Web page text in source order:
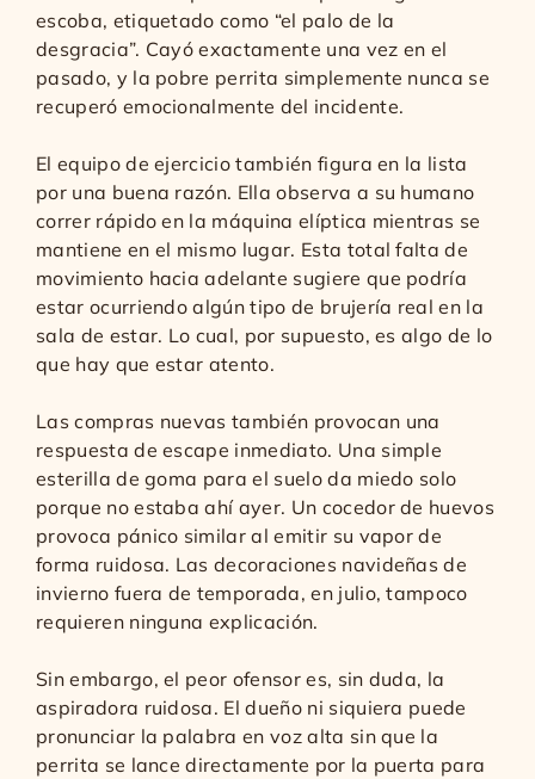
escoba, etiquetado como “el palo de la
desgracia”. Cayó exactamente una vez en el
pasado, y la pobre perrita simplemente nunca se
recuperó emocionalmente del incidente.
El equipo de ejercicio también figura en la lista
por una buena razón. Ella observa a su humano
correr rápido en la máquina elíptica mientras se
mantiene en el mismo lugar. Esta total falta de
movimiento hacia adelante sugiere que podría
estar ocurriendo algún tipo de brujería real en la
sala de estar. Lo cual, por supuesto, es algo de lo
que hay que estar atento.
Las compras nuevas también provocan una
respuesta de escape inmediato. Una simple
esterilla de goma para el suelo da miedo solo
porque no estaba ahí ayer. Un cocedor de huevos
provoca pánico similar al emitir su vapor de
forma ruidosa. Las decoraciones navideñas de
invierno fuera de temporada, en julio, tampoco
requieren ninguna explicación.
Sin embargo, el peor ofensor es, sin duda, la
aspiradora ruidosa. El dueño ni siquiera puede
pronunciar la palabra en voz alta sin que la
perrita se lance directamente por la puerta para